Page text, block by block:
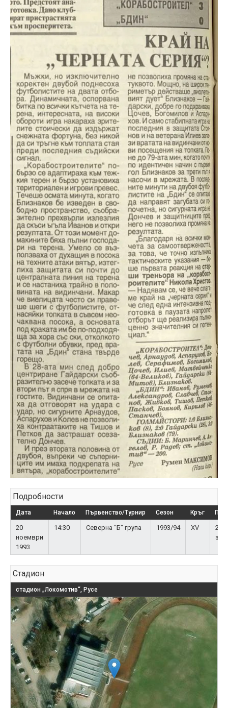
Подробности
Дата Начало Първенство/Турнир Сезон Кръг
20
ноември
1993
14:30 Северна "Б" група 1993/94 XV
200
Стадион
стадион „Локомотив“, Русе